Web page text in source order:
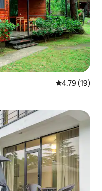
평점 4.79점
4.79 (19)